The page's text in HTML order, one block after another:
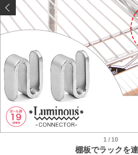
1 / 10
棚板でラックを